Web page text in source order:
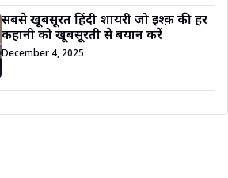
सबसे खूबसूरत हिंदी शायरी जो इश्क़ की हर
कहानी को खूबसूरती से बयान करें
December 4, 2025